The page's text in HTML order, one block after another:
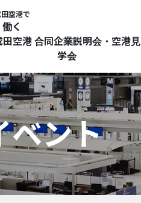
空港で
働く
田空港 合同企業説明会・空港見
学会
ベント